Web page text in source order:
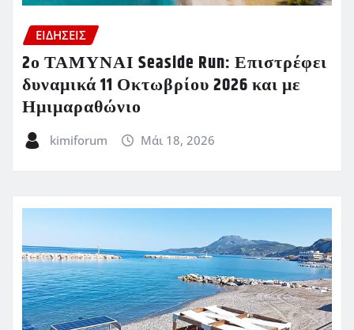
ΕΙΔΗΣΕΙΣ
2ο ΤΑΜΥΝΑΙ Seaside Run: Επιστρέφει
δυναμικά 11 Οκτωβρίου 2026 και με
Ημιμαραθώνιο
kimiforum Μάι 18, 2026